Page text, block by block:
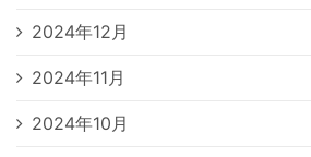
2024年12月
2024年11月
2024年10月